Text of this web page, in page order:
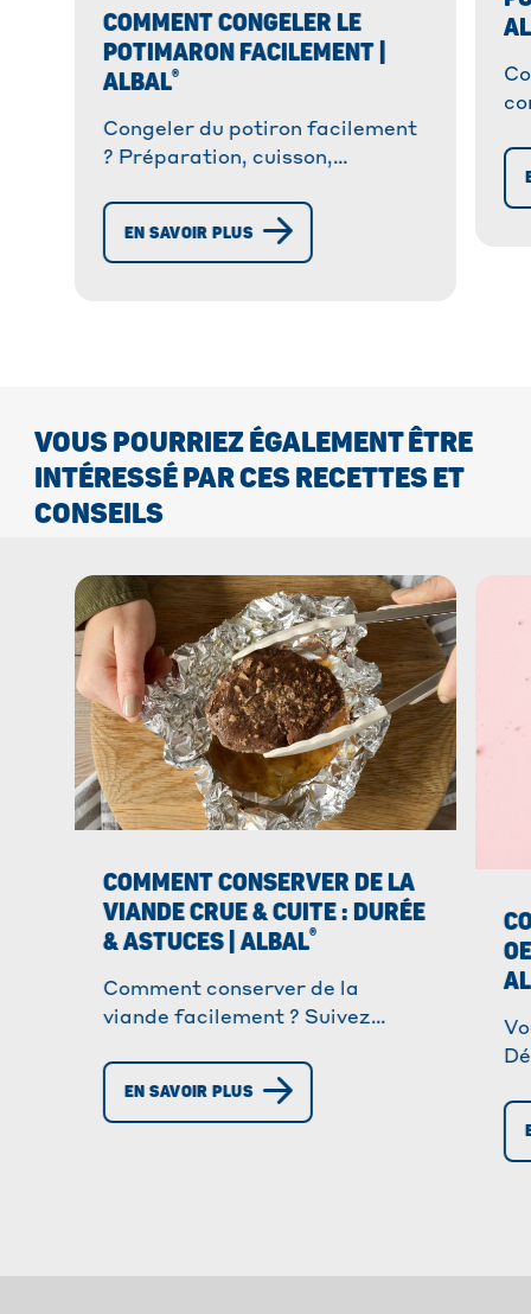
COMMENT CONGELER LE
POTIMARON FACILEMENT |
ALBAL®
Congeler du potiron facilement
? Préparation, cuisson,
conseils Albal
pour une
conservation optimale !
EN SAVOIR PLUS
VOUS POURRIEZ ÉGALEMENT ÊTRE
INTÉRESSÉ PAR CES RECETTES ET
CONSEILS
COMMENT CONSERVER DE LA
VIANDE CRUE & CUITE : DURÉE
& ASTUCES | ALBAL®
Comment conserver de la
viande facilement ? Suivez
conserver vos viandes plus
longtemps au réfrigérateur.
EN SAVOIR PLUS